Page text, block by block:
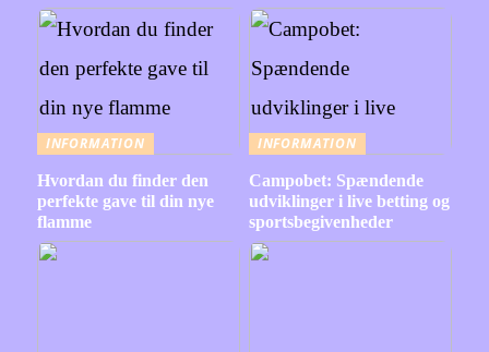
INFORMATION
Hvordan du finder den
perfekte gave til din nye
flamme
INFORMATION
Campobet: Spændende
udviklinger i live betting og
sportsbegivenheder